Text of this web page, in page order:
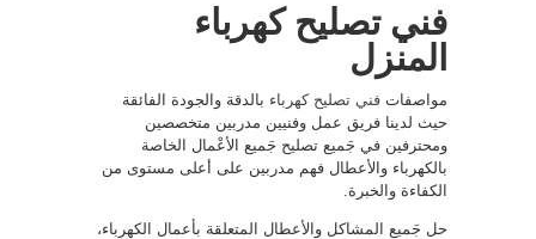
فني تصليح كهرباء
المنزل
مواصفات فني تصليح كهرباء بالدقة والجودة الفائقة
حيث لدينا فريق عمل وفنيين مدربين متخصصين
ومحترفين في جَميع تصليح جَميع الأعْمال الخاصة
بالكهرباء والأعطال فهم مدربين على أعلى مستوى من
الكفاءة والخبرة.
حل جَميع المشاكل والأعطال المتعلقة بأعمال الكهرباء،